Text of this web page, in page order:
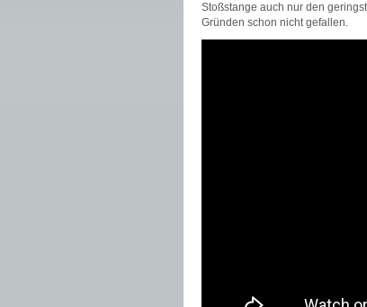
Stoßstange auch nur den
Gründen schon nicht gefallen.